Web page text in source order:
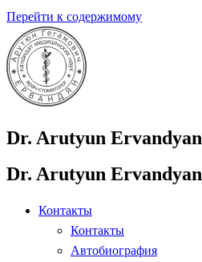
Перейти к содержимому
Dr. Arutyun Ervandyan
Dr. Arutyun Ervandyan
Контакты
Контакты
Автобиография